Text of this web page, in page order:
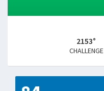
2153°
CHALLENGE